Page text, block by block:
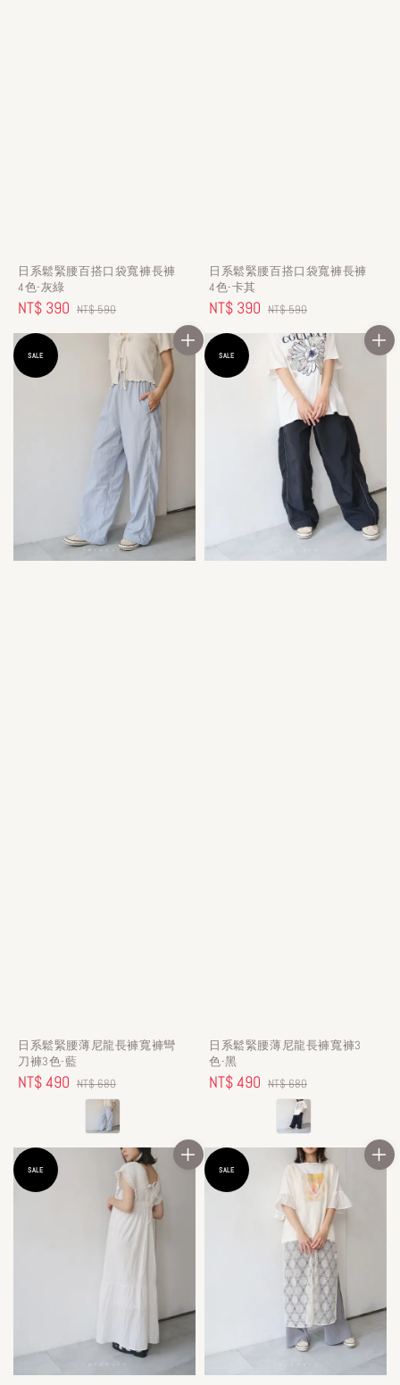
日系鬆緊腰百搭口袋寬褲長褲
4色-灰綠
Sale
price
NT$ 390 Regular
price
NT$ 590
日系鬆緊腰百搭口袋寬褲長褲
4色-卡其
Sale
price
NT$ 390 Regular
price
NT$ 590
SALE
日系鬆緊腰薄尼龍長褲寬褲彎
刀褲3色-藍
Sale
NT$ 490 Regular
price
NT$ 680
SALE
日系鬆緊腰薄尼龍長褲寬褲3
色-黑
Sale
NT$ 490 Regular
price
NT$ 680
SALE SALE